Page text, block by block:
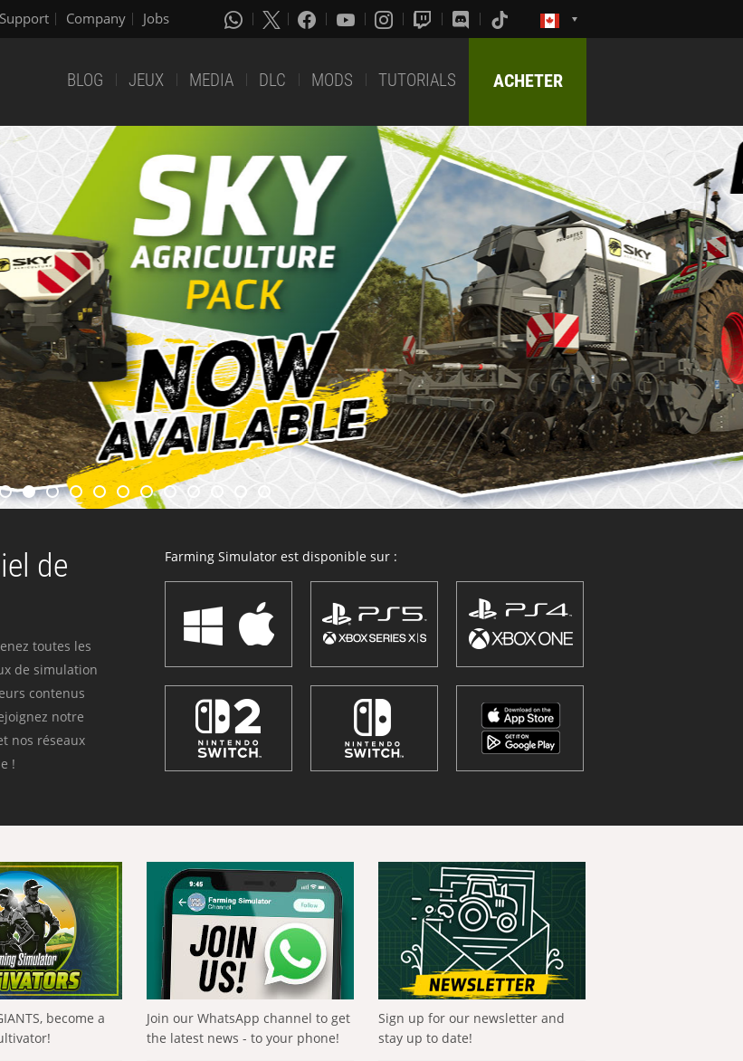
Support Company Jobs
BLOG JEUX MEDIA DLC MODS TUTORIALS ACHETER
de
toutes les
de simulation
contenus
notre
nos réseaux
!
Farming Simulator est disponible sur :
become a
Join our WhatsApp channel to get
the latest news - to your phone!
Sign up for our newsletter and
stay up to date!